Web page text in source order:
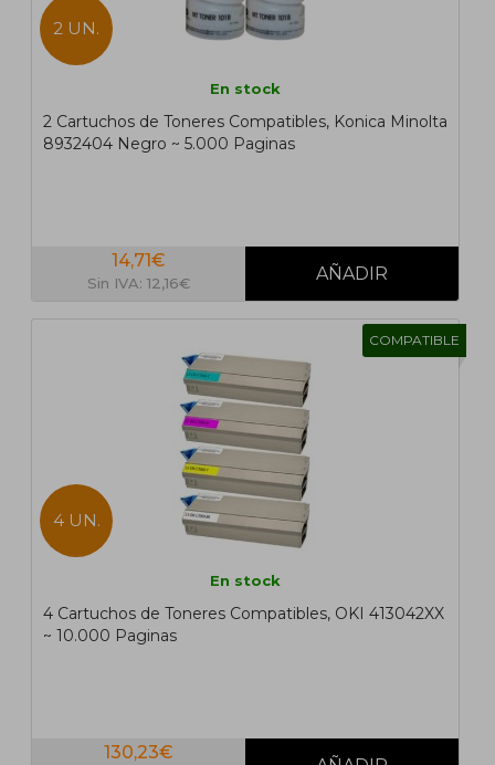
2 UN.
En stock
2 Cartuchos de Toneres Compatibles, Konica Minolta
8932404 Negro ~ 5.000 Paginas
14,71€
Sin IVA: 12,16€
COMPATIBLE
4 UN.
En stock
4 Cartuchos de Toneres Compatibles, OKI 413042XX
~ 10.000 Paginas
130,23€